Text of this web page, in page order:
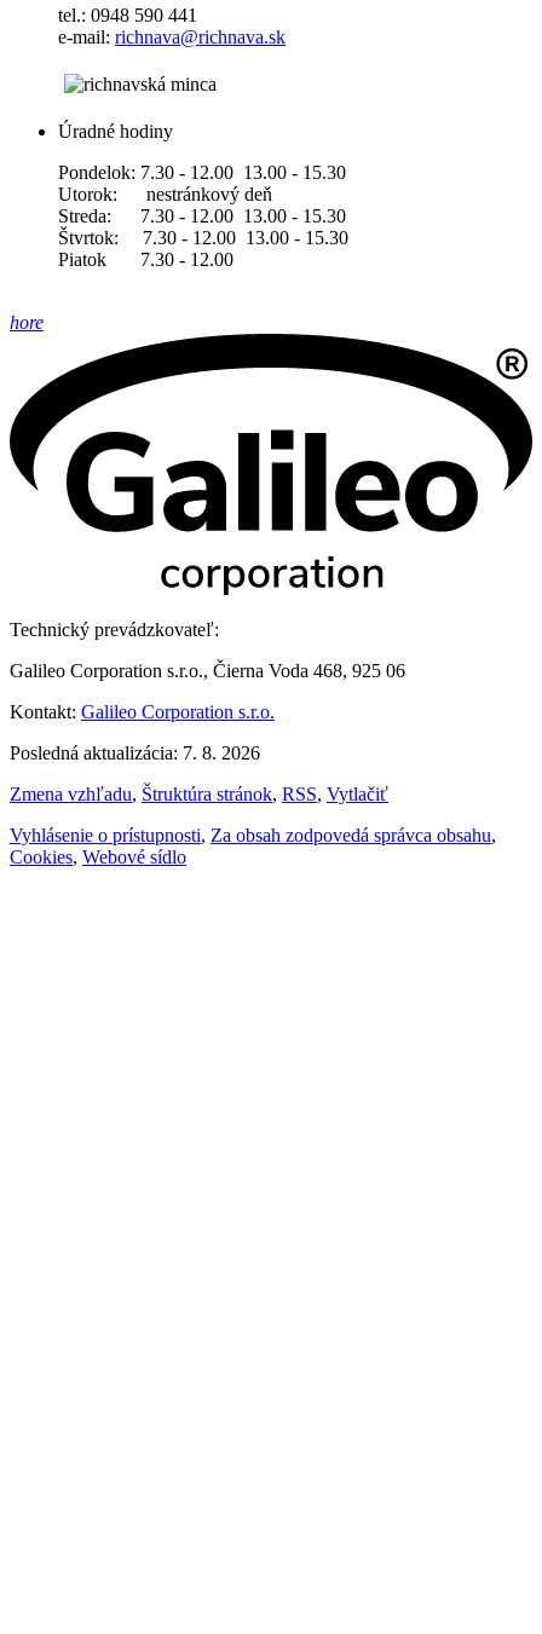
tel.: 0948 590 441
e-mail: richnava@richnava.sk
Úradné hodiny
Pondelok: 7.30 - 12.00 13.00 - 15.30
Utorok: nestránkový deň
Streda: 7.30 - 12.00 13.00 - 15.30
Štvrtok: 7.30 - 12.00 13.00 - 15.30
Piatok 7.30 - 12.00
hore
Technický prevádzkovateľ:
Galileo Corporation s.r.o., Čierna Voda 468, 925 06
Kontakt: Galileo Corporation s.r.o.
Posledná aktualizácia: 7. 8. 2026
Zmena vzhľadu, Štruktúra stránok, RSS, Vytlačiť
Vyhlásenie o prístupnosti, Za obsah zodpovedá správca obsahu,
Cookies, Webové sídlo